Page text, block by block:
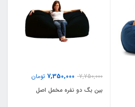
7,750,000
7,350,000 تومان
بین بگ دو نفره مخمل اصل